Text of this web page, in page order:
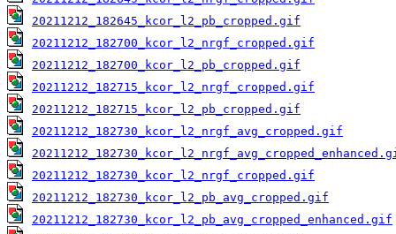
20211212_182645_kcor_l2_pb_cropped.gif
20211212_182700_kcor_l2_nrgf_cropped.gif
20211212_182700_kcor_l2_pb_cropped.gif
20211212_182715_kcor_l2_nrgf_cropped.gif
20211212_182715_kcor_l2_pb_cropped.gif
20211212_182730_kcor_l2_nrgf_avg_cropped.gif
20211212_182730_kcor_l2_nrgf_cropped.gif
20211212_182730_kcor_l2_pb_avg_cropped.gif
20211212_182730_kcor_l2_pb_avg_cropped_enhanced.gif